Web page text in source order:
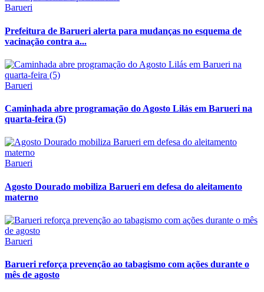
Barueri
Prefeitura de Barueri alerta para mudanças no esquema de
vacinação contra a...
Barueri
Caminhada abre programação do Agosto Lilás em Barueri na
quarta-feira (5)
Barueri
Agosto Dourado mobiliza Barueri em defesa do aleitamento
materno
Barueri
Barueri reforça prevenção ao tabagismo com ações durante o
mês de agosto